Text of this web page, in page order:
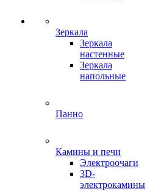
Зеркала
Зеркала
настенные
Зеркала
напольные
Панно
Камины и печи
Электроочаги
3D-
электрокамины